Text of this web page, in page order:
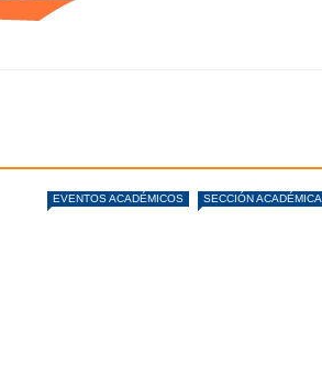
EVENTOS ACADÉMICOS SECCIÓN ACADÉMICA